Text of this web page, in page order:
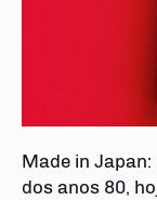
Made in
dos anos 80,